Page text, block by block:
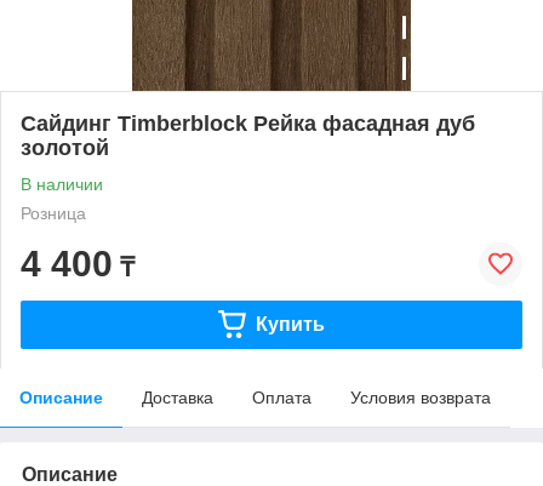
Сайдинг Timberblock Рейка фасадная дуб
золотой
В наличии
Розница
4 400 ₸
Купить
Описание Доставка Оплата Условия возврата
Описание